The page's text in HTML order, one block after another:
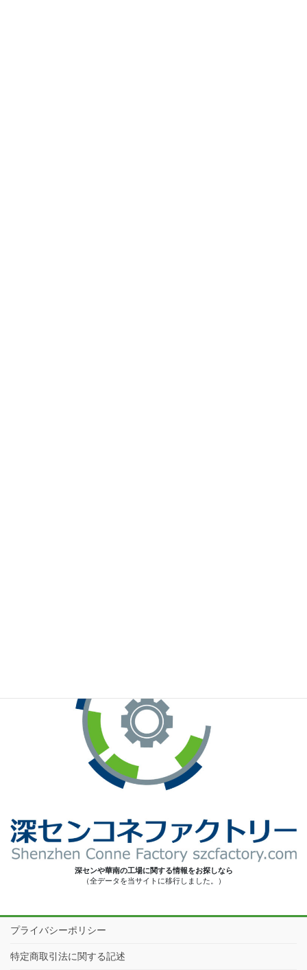
深センや華南の工場に関する情報をお探しなら
（全データを当サイトに移行しました。）
プライバシーポリシー
特定商取引法に関する記述